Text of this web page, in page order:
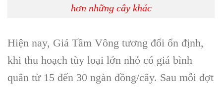
hơn những cây khác
Hiện nay, Giá Tầm Vông tương đối ổn định,
khi thu hoạch tùy loại lớn nhỏ có giá bình
quân từ 15 đến 30 ngàn đồng/cây. Sau mỗi đợt